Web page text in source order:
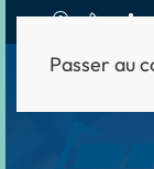
Passer au